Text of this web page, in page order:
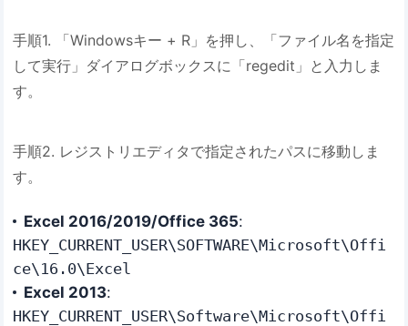
手順1. 「Windowsキー + R」を押し、「ファイル名を指定
して実行」ダイアログボックスに「regedit」と入力しま
す。
手順2. レジストリエディタで指定されたパスに移動しま
す。
​Excel 2016/2019/Office 365​​:
HKEY_CURRENT_USER\SOFTWARE\Microsoft\Offi
ce\16.0\Excel
​Excel 2013​​:
HKEY_CURRENT_USER\Software\Microsoft\Offi